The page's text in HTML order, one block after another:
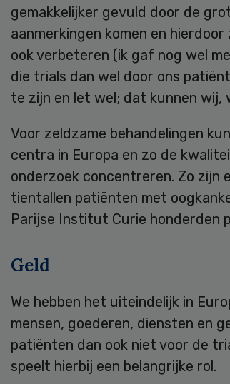
gemakkelijker gevuld door de
aanmerkingen komen en
ook verbeteren (ik gaf nog wel
die trials dan wel door ons
te zijn en let wel; dat kunnen wij,
Voor zeldzame behandelingen
centra in Europa en zo de
onderzoek concentreren. Zo zijn
tientallen patiënten met
Parijse Institut Curie honderden
Geld
We hebben het uiteindelijk in
mensen, goederen, diensten en
patiënten dan ook niet voor de
speelt hierbij een belangrijke rol.